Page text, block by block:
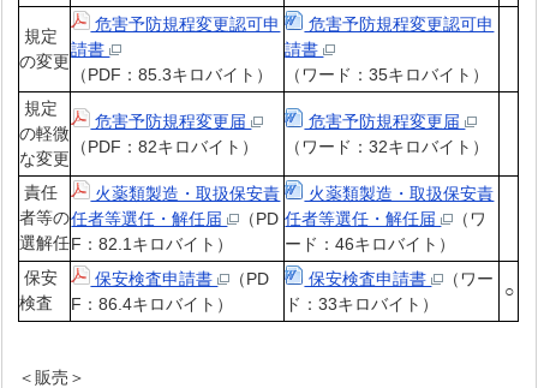
規定
の変更
危害予防規程変更認可申
請書
（PDF：85.3キロバイト）
危害予防規程変更認可申
請書
（ワード：35キロバイト）
規定
の軽微
な変更
危害予防規程変更届
（PDF：82キロバイト）
危害予防規程変更届
（ワード：32キロバイト）
責任
者等の
選解任
火薬類製造・取扱保安責
任者等選任・解任届
（PD
F：82.1キロバイト）
火薬類製造・取扱保安責
任者等選任・解任届
（ワ
ード：46キロバイト）
保安
検査
保安検査申請書
（PD
F：86.4キロバイト）
保安検査申請書
（ワー
ド：33キロバイト）
○
＜販売＞